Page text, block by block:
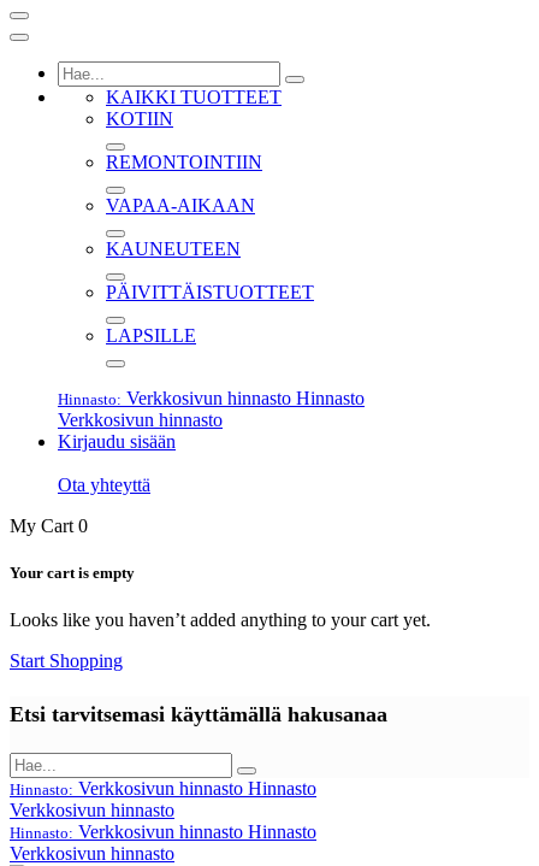
KAIKKI TUOTTEET
KOTIIN
REMONTOINTIIN
VAPAA-AIKAAN
KAUNEUTEEN
PÄIVITTÄISTUOTTEET
LAPSILLE
Hinnasto: Verkkosivun hinnasto Hinnasto
Verkkosivun hinnasto
Kirjaudu sisään
Ota yhteyttä
My Cart 0
Your cart is empty
Looks like you haven’t added anything to your cart yet.
Start Shopping
Etsi tarvitsemasi käyttämällä hakusanaa
Hinnasto: Verkkosivun hinnasto Hinnasto
Verkkosivun hinnasto
Hinnasto: Verkkosivun hinnasto Hinnasto
Verkkosivun hinnasto